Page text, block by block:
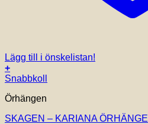
Lägg till i önskelistan!
+
Snabbkoll
Örhängen
SKAGEN – KARIANA ÖRHÄNGE